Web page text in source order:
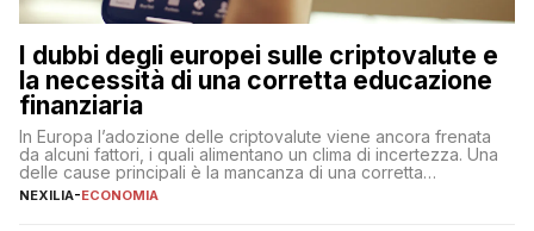
I dubbi degli europei sulle criptovalute e
la necessità di una corretta educazione
finanziaria
In Europa l’adozione delle criptovalute viene ancora frenata
da alcuni fattori, i quali alimentano un clima di incertezza. Una
delle cause principali è la mancanza di una corretta
educazione finanziaria, che impedisce ad una larga parte della
NEXILIA-ECONOMIA